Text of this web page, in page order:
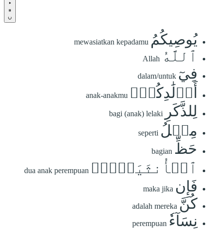
يُوصِيكُمُ mewasiatkan kepadamu
ٱللَّهُ Allah
فِيٓ dalam/untuk
أَوۡلَٰدِكُمۡۖ anak-anakmu
لِلذَّكَرِ bagi (anak) lelaki
مِثۡلُ seperti
حَظِّ bagian
ٱلۡأُنثَيَيۡنِۚ dua anak perempuan
فَإِن maka jika
كُنَّ adalah mereka
نِسَآءٗ perempuan